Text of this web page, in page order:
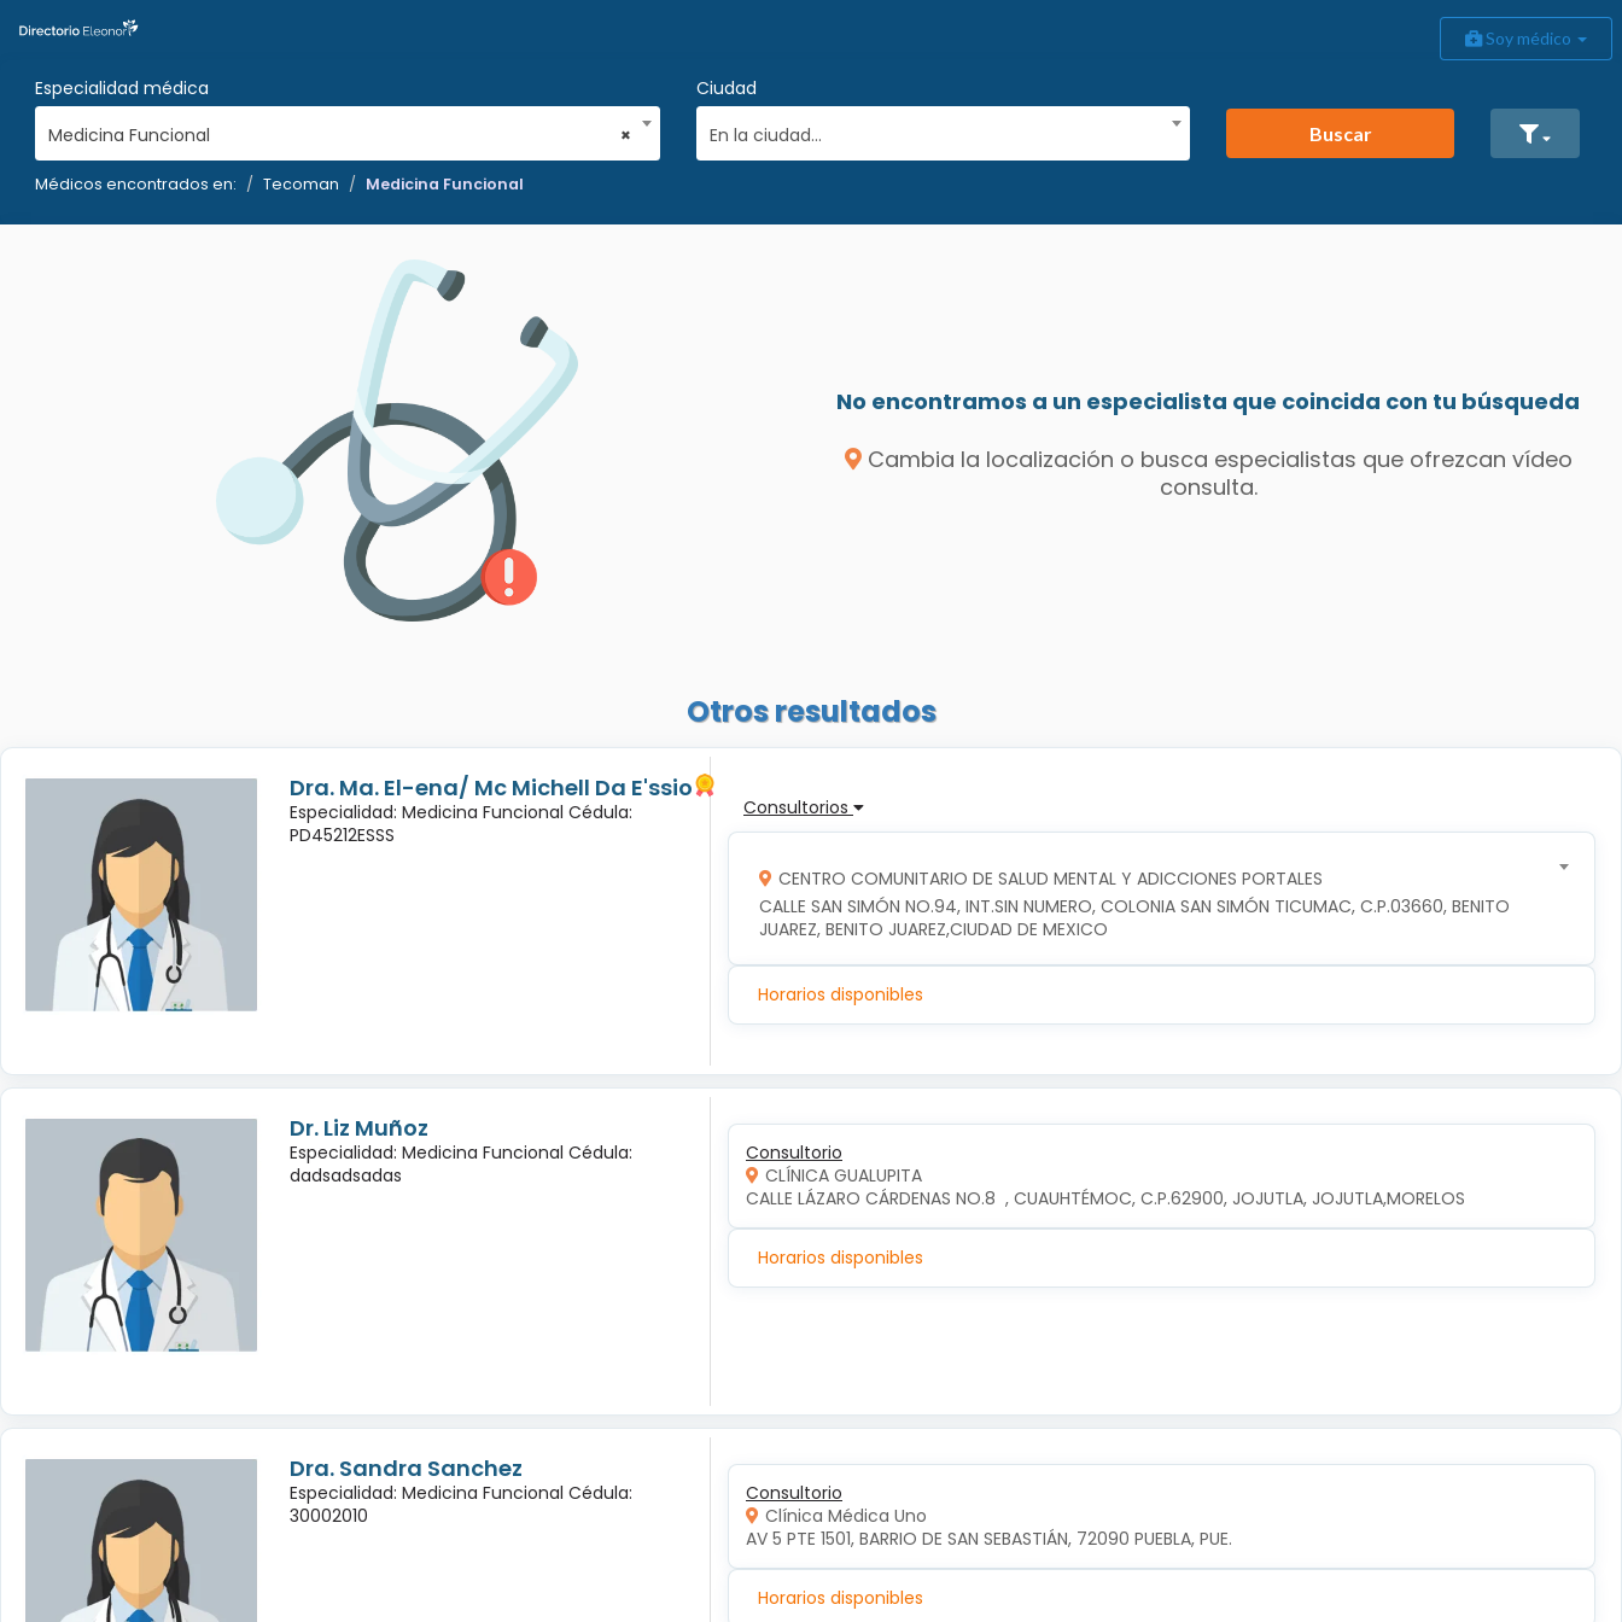
Soy médico
Especialidad médica
×
Medicina Funcional
Ciudad
En la ciudad...
Buscar
Médicos encontrados en: Tecoman Medicina Funcional
No encontramos a un especialista que coincida con tu búsqueda
Cambia la localización o busca especialistas que ofrezcan vídeo
consulta.
Otros resultados
Dra. Ma. El-ena/ Mc Michell Da E'ssio
Especialidad: Medicina Funcional Cédula:
PD45212ESSS
Consultorios
CENTRO COMUNITARIO DE SALUD MENTAL Y ADICCIONES PORTALES
CALLE SAN SIMÓN NO.94, INT.SIN NUMERO, COLONIA SAN SIMÓN TICUMAC, C.P.03660, BENITO
JUAREZ, BENITO JUAREZ,CIUDAD DE MEXICO
Horarios disponibles
Dr. Liz Muñoz
Especialidad: Medicina Funcional Cédula:
dadsadsadas
Consultorio
CLÍNICA GUALUPITA
CALLE LÁZARO CÁRDENAS NO.8  , CUAUHTÉMOC, C.P.62900, JOJUTLA, JOJUTLA,MORELOS
Horarios disponibles
Dra. Sandra Sanchez
Especialidad: Medicina Funcional Cédula:
30002010
Consultorio
Clínica Médica Uno
AV 5 PTE 1501, BARRIO DE SAN SEBASTIÁN, 72090 PUEBLA, PUE.
Horarios disponibles